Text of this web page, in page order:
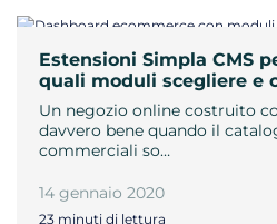
Estensioni Simpla CMS
quali moduli scegliere e
Un negozio online costruito
davvero bene quando il
commerciali so…
14 gennaio 2020
23 minuti di lettura